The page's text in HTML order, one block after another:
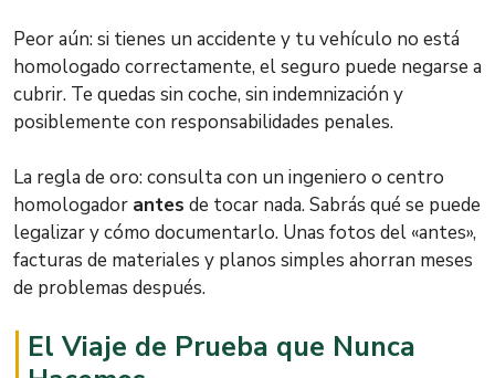
Peor aún: si tienes un accidente y tu vehículo no está
homologado correctamente, el seguro puede negarse a
cubrir. Te quedas sin coche, sin indemnización y
posiblemente con responsabilidades penales.
La regla de oro: consulta con un ingeniero o centro
homologador antes de tocar nada. Sabrás qué se puede
legalizar y cómo documentarlo. Unas fotos del «antes»,
facturas de materiales y planos simples ahorran meses
de problemas después.
El Viaje de Prueba que Nunca